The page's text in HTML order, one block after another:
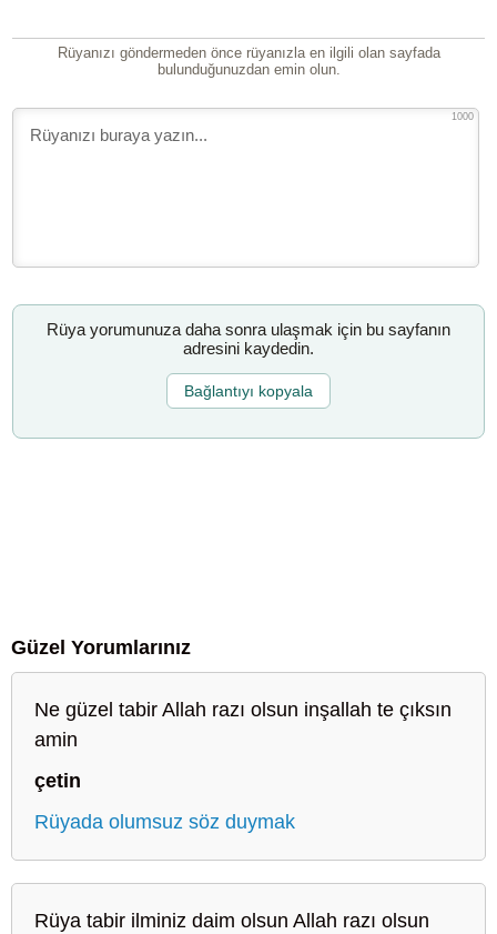
Rüyanızı göndermeden önce rüyanızla en ilgili olan sayfada
bulunduğunuzdan emin olun.
1000
Rüya yorumunuza daha sonra ulaşmak için bu sayfanın
adresini kaydedin.
Bağlantıyı kopyala
Güzel Yorumlarınız
Ne güzel tabir Allah razı olsun inşallah te çıksın
amin
çetin
Rüyada olumsuz söz duymak
Rüya tabir ilminiz daim olsun Allah razı olsun